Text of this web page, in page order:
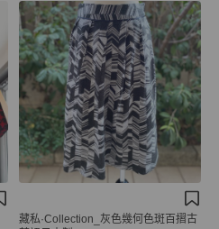
藏私·Collection_灰色幾何色斑百摺古